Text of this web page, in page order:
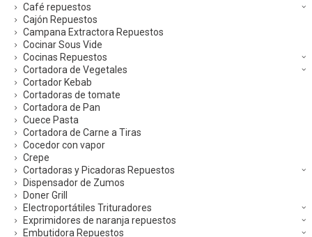
Café repuestos
Cajón Repuestos
Campana Extractora Repuestos
Cocinar Sous Vide
Cocinas Repuestos
Cortadora de Vegetales
Cortador Kebab
Cortadoras de tomate
Cortadora de Pan
Cuece Pasta
Cortadora de Carne a Tiras
Cocedor con vapor
Crepe
Cortadoras y Picadoras Repuestos
Dispensador de Zumos
Doner Grill
Electroportátiles Trituradores
Exprimidores de naranja repuestos
Embutidora Repuestos